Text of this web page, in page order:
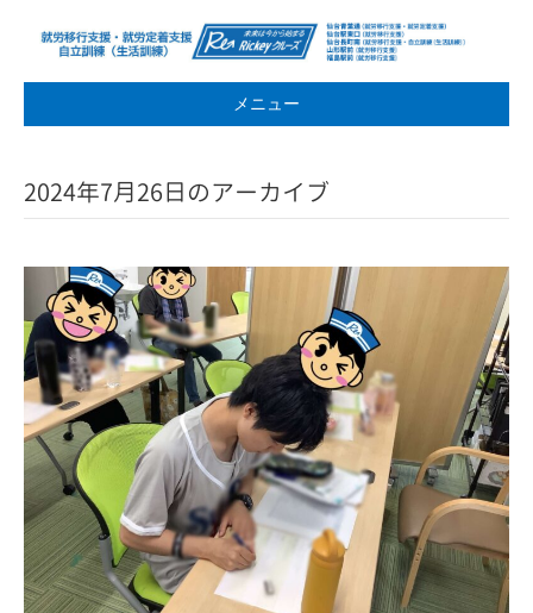
メニュー
2024年7月26日のアーカイブ